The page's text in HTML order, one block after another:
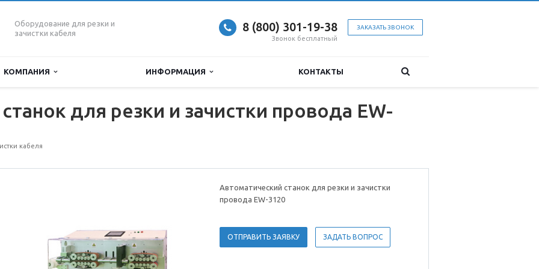
Оборудование для резки и
зачистки кабеля
ЗАКАЗАТЬ ЗВОНОК
8 (800) 301-19-38
Звонок бесплатный
КОМПАНИЯ ИНФОРМАЦИЯ КОНТАКТЫ
для резки и зачистки провода EW-
кабеля
Автоматический станок для резки и зачистки
провода EW-3120
ОТПРАВИТЬ ЗАЯВКУ ЗАДАТЬ ВОПРОС